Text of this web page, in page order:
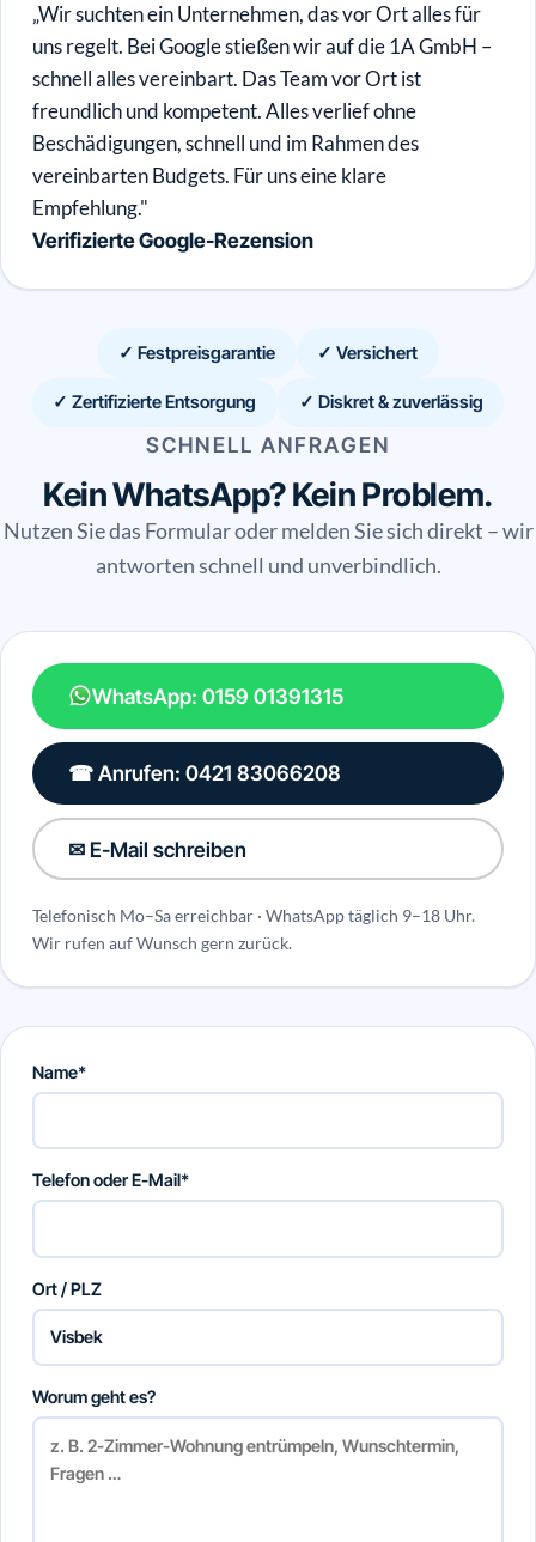
„Wir suchten ein Unternehmen, das vor Ort alles für
uns regelt. Bei Google stießen wir auf die 1A GmbH –
schnell alles vereinbart. Das Team vor Ort ist
freundlich und kompetent. Alles verlief ohne
Beschädigungen, schnell und im Rahmen des
vereinbarten Budgets. Für uns eine klare
Empfehlung."
Verifizierte Google-Rezension
✓ Festpreisgarantie ✓ Versichert
✓ Zertifizierte Entsorgung ✓ Diskret & zuverlässig
SCHNELL ANFRAGEN
Kein WhatsApp? Kein Problem.
Nutzen Sie das Formular oder melden Sie sich direkt – wir
antworten schnell und unverbindlich.
WhatsApp: 0159 01391315
☎ Anrufen: 0421 83066208
✉ E-Mail schreiben
Telefonisch Mo–Sa erreichbar · WhatsApp täglich 9–18 Uhr.
Wir rufen auf Wunsch gern zurück.
Name*
Telefon oder E-Mail*
Ort / PLZ
Worum geht es?